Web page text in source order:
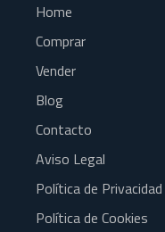
Home
Comprar
Vender
Blog
Contacto
Aviso Legal
Política de Privacidad
Política de Cookies